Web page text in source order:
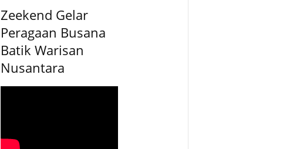
Zeekend Gelar
Peragaan Busana
Batik Warisan
Nusantara